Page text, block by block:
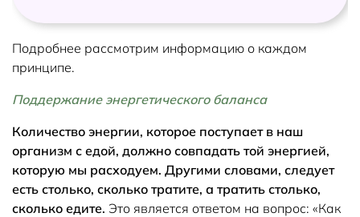
Подробнее рассмотрим информацию о каждом
принципе.
Поддержание энергетического баланса
Количество энергии, которое поступает в наш
организм с едой, должно совпадать той энергией,
которую мы расходуем. Другими словами, следует
есть столько, сколько тратите, а тратить столько,
сколько едите. Это является ответом на вопрос: «Как